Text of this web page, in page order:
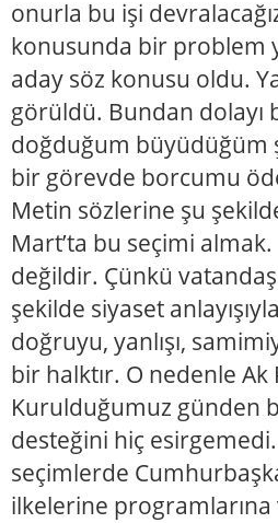
onurla bu işi
konusunda bir problem
aday söz konusu oldu.
görüldü. Bundan dolayı
doğduğum büyüdüğüm
bir görevde borcumu
Metin sözlerine şu
Mart’ta bu seçimi
değildir. Çünkü
şekilde siyaset
doğruyu, yanlışı,
bir halktır. O nedenle
Kurulduğumuz günden
desteğini hiç
seçimlerde
ilkelerine